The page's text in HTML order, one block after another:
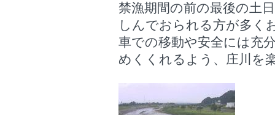
禁漁期間の前の最後の土
しんでおられる方が多く
車での移動や安全には充
めくくれるよう、庄川を